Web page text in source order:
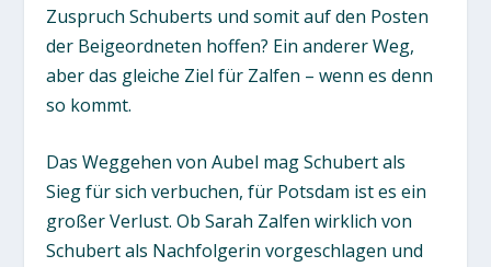
Zuspruch Schuberts und somit auf den Posten
der Beigeordneten hoffen? Ein anderer Weg,
aber das gleiche Ziel für Zalfen – wenn es denn
so kommt.
Das Weggehen von Aubel mag Schubert als
Sieg für sich verbuchen, für Potsdam ist es ein
großer Verlust. Ob Sarah Zalfen wirklich von
Schubert als Nachfolgerin vorgeschlagen und